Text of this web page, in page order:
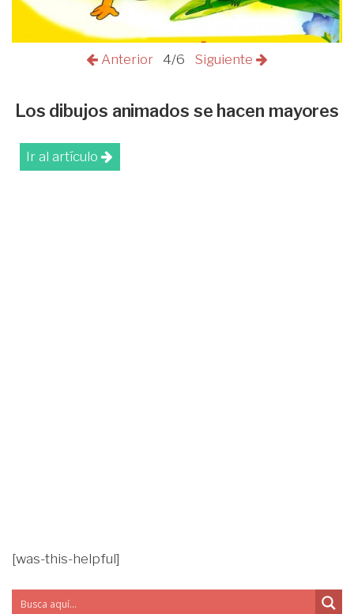
Anterior 4/6 Siguiente
Los dibujos animados se hacen mayores
Ir al artículo
[was-this-helpful]